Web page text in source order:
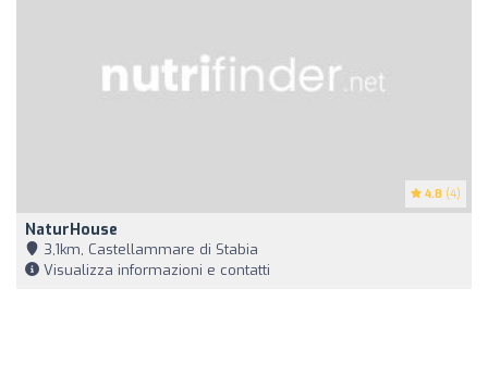
4.8 (4)
NaturHouse
3,1km, Castellammare di Stabia
Visualizza informazioni e contatti